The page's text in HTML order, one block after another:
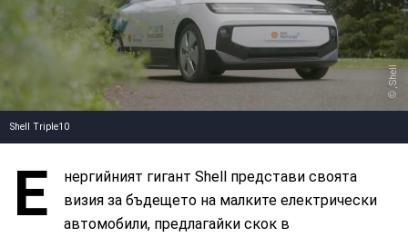
, Shell
Shell Triple10
Е
нергийният гигант Shell представи своята
визия за бъдещето на малките електрически
автомобили, предлагайки скок в